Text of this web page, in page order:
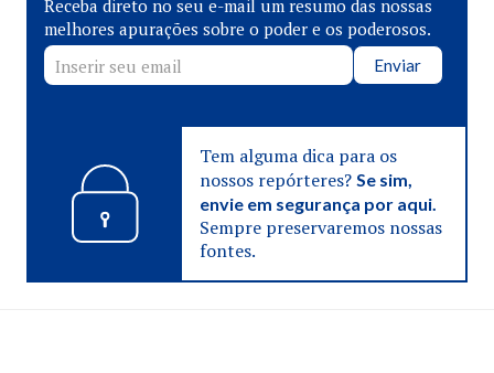
Receba direto no seu e-mail um resumo das nossas
melhores apurações sobre o poder e os poderosos.
Enviar
Tem alguma dica para os
nossos repórteres? Se sim,
envie em segurança por aqui.
Sempre preservaremos nossas
fontes.